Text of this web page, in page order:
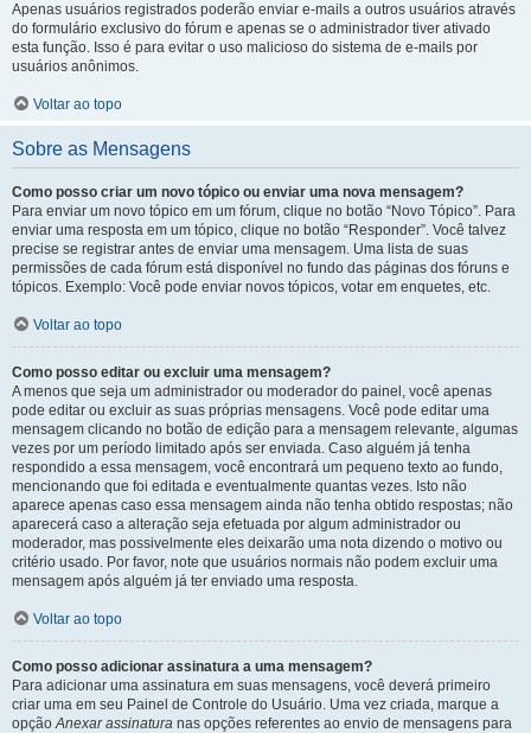
Apenas usuários registrados poderão enviar e-mails a outros usuários através
do formulário exclusivo do fórum e apenas se o administrador tiver ativado
esta função. Isso é para evitar o uso malicioso do sistema de e-mails por
usuários anônimos.
Voltar ao topo
Sobre as Mensagens
Como posso criar um novo tópico ou enviar uma nova mensagem?
Para enviar um novo tópico em um fórum, clique no botão “Novo Tópico”. Para
enviar uma resposta em um tópico, clique no botão “Responder”. Você talvez
precise se registrar antes de enviar uma mensagem. Uma lista de suas
permissões de cada fórum está disponível no fundo das páginas dos fóruns e
tópicos. Exemplo: Você pode enviar novos tópicos, votar em enquetes, etc.
Voltar ao topo
Como posso editar ou excluir uma mensagem?
A menos que seja um administrador ou moderador do painel, você apenas
pode editar ou excluir as suas próprias mensagens. Você pode editar uma
mensagem clicando no botão de edição para a mensagem relevante, algumas
vezes por um período limitado após ser enviada. Caso alguém já tenha
respondido a essa mensagem, você encontrará um pequeno texto ao fundo,
mencionando que foi editada e eventualmente quantas vezes. Isto não
aparece apenas caso essa mensagem ainda não tenha obtido respostas; não
aparecerá caso a alteração seja efetuada por algum administrador ou
moderador, mas possivelmente eles deixarão uma nota dizendo o motivo ou
critério usado. Por favor, note que usuários normais não podem excluir uma
mensagem após alguém já ter enviado uma resposta.
Voltar ao topo
Como posso adicionar assinatura a uma mensagem?
Para adicionar uma assinatura em suas mensagens, você deverá primeiro
criar uma em seu Painel de Controle do Usuário. Uma vez criada, marque a
opçãoAnexar assinatura nas opções referentes ao envio de mensagens para